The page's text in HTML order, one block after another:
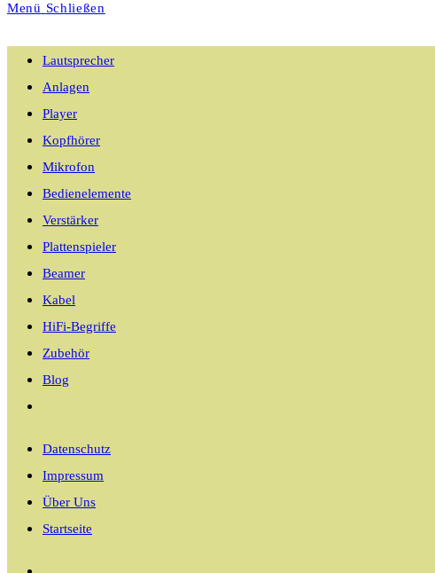
Menü Schließen
Lautsprecher
Anlagen
Player
Kopfhörer
Mikrofon
Bedienelemente
Verstärker
Plattenspieler
Beamer
Kabel
HiFi-Begriffe
Zubehör
Blog
umschalten
Datenschutz
Impressum
Über Uns
Startseite